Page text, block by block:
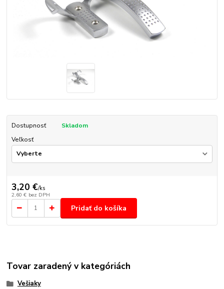
Dostupnosť
Skladom
Veľkosť
3,20 €/ks
2,60 € bez DPH
Pridať do košíka
Tovar zaradený v kategóriách
Vešiaky